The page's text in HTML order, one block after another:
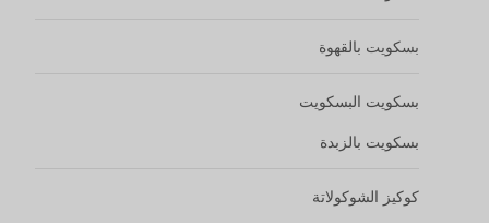
بسكويت الصودا المغطى بالشوكولاتة
بسكويت الصودا المملح منخفض السكر
بسكويت الشوفان